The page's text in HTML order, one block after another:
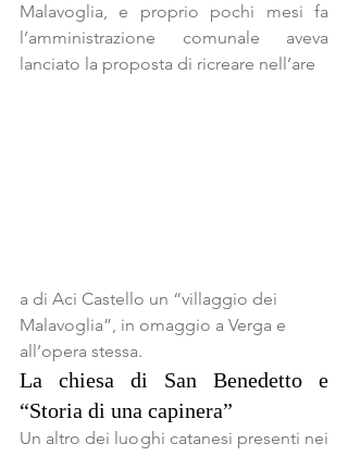
Malavoglia, e proprio pochi mesi fa
l’amministrazione comunale aveva
lanciato la proposta di ricreare nell’are
a di Aci Castello un “villaggio dei
Malavoglia”, in omaggio a Verga e
all’opera stessa.
La chiesa di San Benedetto e
“Storia di una capinera”
Un altro dei luoghi catanesi presenti nei